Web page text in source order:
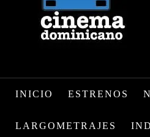
INICIO ESTRENOS
LARGOMETRAJES